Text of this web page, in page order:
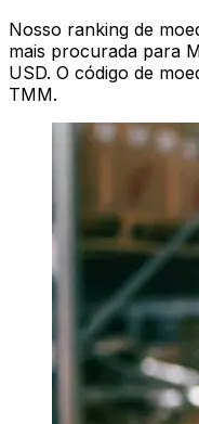
Nosso ranking de
mais procurada para
USD. O código de
TMM.